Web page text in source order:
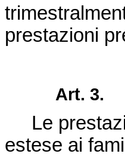
prestazioni
Art. 3.
Le
estese ai